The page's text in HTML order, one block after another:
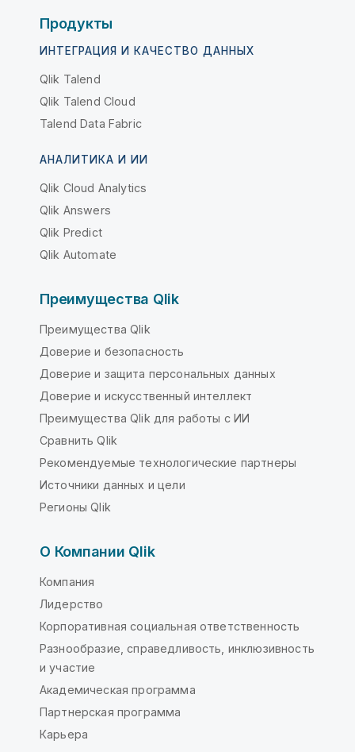
Продукты
ИНТЕГРАЦИЯ И КАЧЕСТВО ДАННЫХ
Qlik Talend
Qlik Talend Cloud
Talend Data Fabric
АНАЛИТИКА И ИИ
Qlik Cloud Analytics
Qlik Answers
Qlik Predict
Qlik Automate
Преимущества Qlik
Преимущества Qlik
Доверие и безопасность
Доверие и защита персональных данных
Доверие и искусственный интеллект
Преимущества Qlik для работы с ИИ
Сравнить Qlik
Рекомендуемые технологические партнеры
Источники данных и цели
Регионы Qlik
О Компании Qlik
Компания
Лидерство
Корпоративная социальная ответственность
Разнообразие, справедливость, инклюзивность
и участие
Академическая программа
Партнерская программа
Карьера